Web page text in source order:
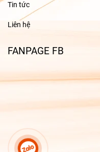
Tin tức
Liên hệ
FANPAGE FB